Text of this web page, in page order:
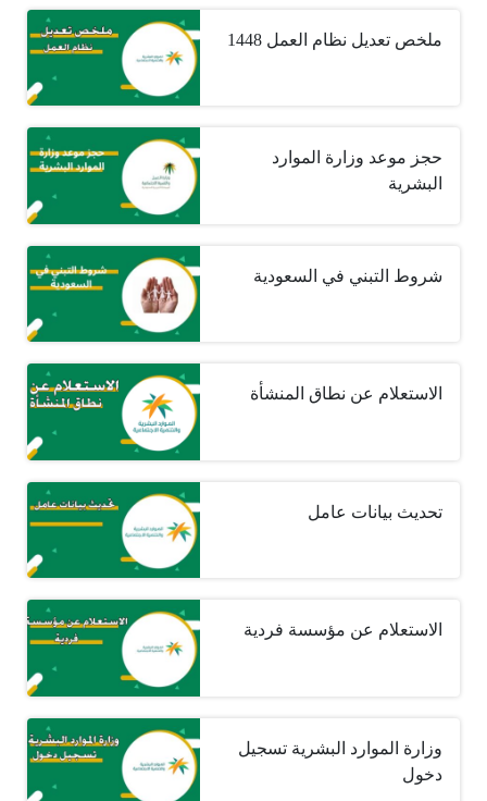
ملخص تعديل نظام العمل 1448
حجز موعد وزارة الموارد
البشرية
شروط التبني في السعودية
الاستعلام عن نطاق المنشأة
تحديث بيانات عامل
الاستعلام عن مؤسسة فردية
وزارة الموارد البشرية تسجيل
دخول